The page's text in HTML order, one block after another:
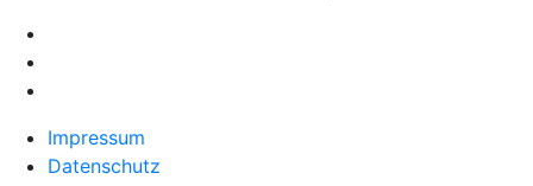
Impressum
Datenschutz